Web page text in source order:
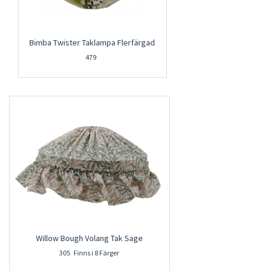
Bimba Twister Taklampa Flerfärgad
479
Willow Bough Volang Tak Sage
305 Finns i 8 Färger